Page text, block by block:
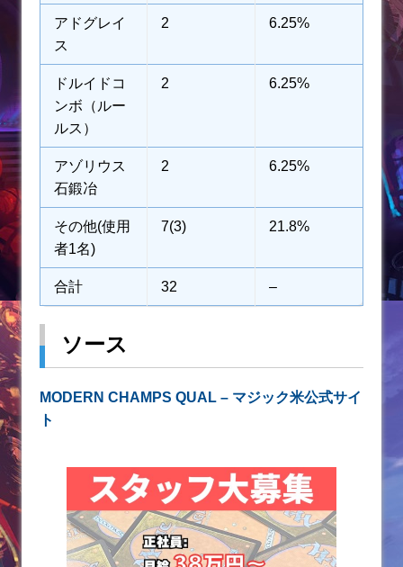
アドグレイ
ス
2 6.25%
ドルイドコ
ンボ（ルー
ルス）
2 6.25%
アゾリウス
石鍛冶
2 6.25%
その他(使用
者1名)
7(3) 21.8%
合計 32 –
ソース
MODERN CHAMPS QUAL – マジック米公式サイ
ト